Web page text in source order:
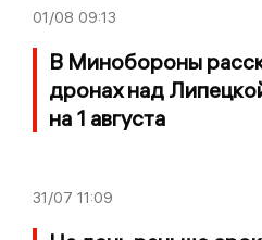
01/08 09:13
В Минобороны
дронах над
на 1 августа
31/07 11:09